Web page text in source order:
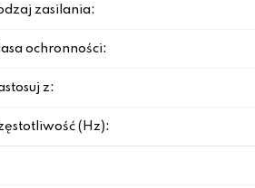
zasilania:
ochronności:
z:
(Hz):